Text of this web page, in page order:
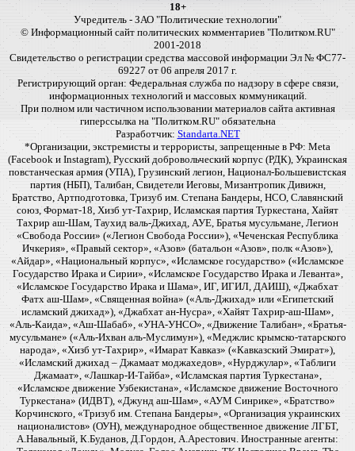
18+
Учредитель - ЗАО "Политические технологии"
© Информационный сайт политических комментариев "Политком.RU"
2001-2018
Свидетельство о регистрации средства массовой информации Эл № ФС77-
69227 от 06 апреля 2017 г.
Регистрирующий орган: Федеральная служба по надзору в сфере связи,
информационных технологий и массовых коммуникаций.
При полном или частичном использовании материалов сайта активная
гиперссылка на "Политком.RU" обязательна
Разработчик: Standarta.NET
*Организации, экстремисты и террористы, запрещенные в РФ: Meta
(Facebook и Instagram), Русский добровольческий корпус (РДК), Украинская
повстанческая армия (УПА), Грузинский легион, Национал-Большевистская
партия (НБП), Талибан, Свидетели Иеговы, Мизантропик Дивижн,
Братство, Артподготовка, Тризуб им. Степана Бандеры, НСО, Славянский
союз, Формат-18, Хизб ут-Тахрир, Исламская партия Туркестана, Хайят
Тахрир аш-Шам, Таухид валь-Джихад, АУЕ, Братья мусульмане, Легион
«Свобода России» («Легион Свобода России»), «Чеченская Республика
Ичкерия», «Правый сектор», «Азов» (батальон «Азов», полк «Азов»),
«Айдар», «Национальный корпус», «Исламское государство» («Исламское
Государство Ирака и Сирии», «Исламское Государство Ирака и Леванта»,
«Исламское Государство Ирака и Шама», ИГ, ИГИЛ, ДАИШ), «Джабхат
Фатх аш-Шам», «Священная война» («Аль-Джихад» или «Египетский
исламский джихад»), «Джабхат ан-Нусра», «Хайят Тахрир-аш-Шам»,
«Аль-Каида», «Аш-Шабаб», «УНА-УНСО», «Движение Талибан», «Братья-
мусульмане» («Аль-Ихван аль-Муслимун»), «Меджлис крымско-татарского
народа», «Хизб ут-Тахрир», «Имарат Кавказ» («Кавказский Эмират»),
«Исламский джихад – Джамаат моджахедов», «Нурджулар», «Таблиги
Джамаат», «Лашкар-И-Тайба», «Исламская партия Туркестана»,
«Исламское движение Узбекистана», «Исламское движение Восточного
Туркестана» (ИДВТ), «Джунд аш-Шам», «АУМ Синрике», «Братство»
Корчинского, «Тризуб им. Степана Бандеры», «Организация украинских
националистов» (ОУН), международное общественное движение ЛГБТ,
А.Навальный, К.Буданов, Д.Гордон, А.Арестович. Иностранные агенты: